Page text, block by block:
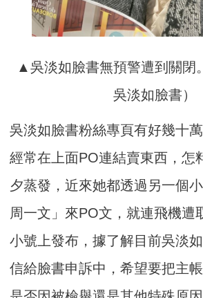
▲吳淡如臉書無預警遭到關閉
吳淡如臉書）
吳淡如臉書粉絲專頁有好幾十
經常在上面PO連結賣東西，怎
夕蒸發，近來她都透過另一個
周一文」來PO文，就連飛機遭
小號上發布，據了解目前吳淡
信給臉書申訴中，希望要把主